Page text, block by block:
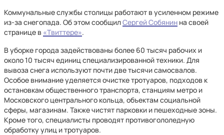
Коммунальные службы столицы работают в усиленном режиме
из-за снегопада. Об этом сообщилСергей Собянин на своей
странице в «Твиттере».
В уборке города задействованы более 60 тысяч рабочих и
около 10 тысяч единиц специализированной техники. Для
вывоза снега используют почти две тысячи самосвалов.
Особое внимание уделяется очистке тротуаров, подходов к
остановкам общественного транспорта, станциям метро и
Московского центрального кольца, объектам социальной
сферы, магазинам. Также чистят парковки и пешеходные зоны.
Кроме того, специалисты проводят противогололедную
обработку улиц и тротуаров.